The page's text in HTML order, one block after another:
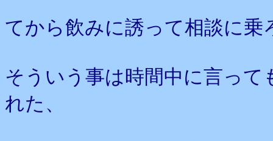
てから飲みに誘って相談に乗
そういう事は時間中に言っ
れた、